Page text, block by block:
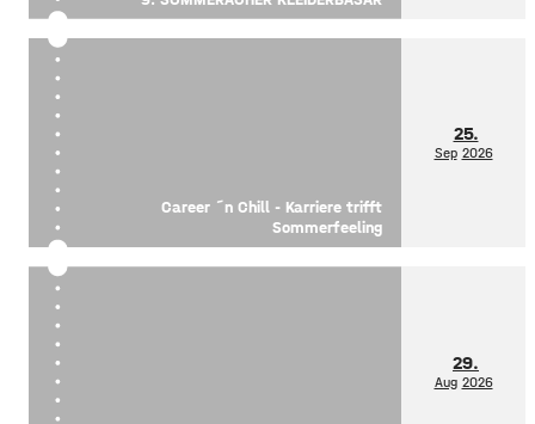
Career ´n Chill - Karriere trifft
Sommerfeeling
25.
Sep 2026
29.
Aug 2026